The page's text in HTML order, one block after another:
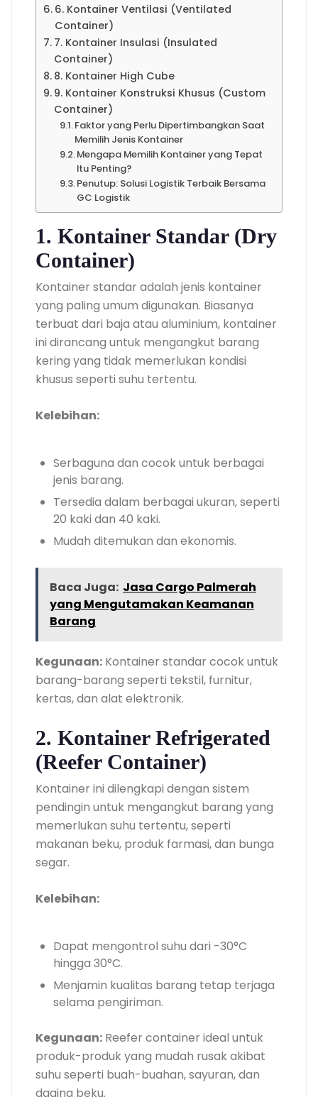
6. Kontainer Ventilasi (Ventilated
Container)
7. Kontainer Insulasi (Insulated
Container)
8. Kontainer High Cube
9. Kontainer Konstruksi Khusus (Custom
Container)
Faktor yang Perlu Dipertimbangkan Saat
Memilih Jenis Kontainer
Mengapa Memilih Kontainer yang Tepat
Itu Penting?
Penutup: Solusi Logistik Terbaik Bersama
GC Logistik
1. Kontainer Standar (Dry
Container)
Kontainer standar adalah jenis kontainer
yang paling umum digunakan. Biasanya
terbuat dari baja atau aluminium, kontainer
ini dirancang untuk mengangkut barang
kering yang tidak memerlukan kondisi
khusus seperti suhu tertentu.
Kelebihan:
Serbaguna dan cocok untuk berbagai
jenis barang.
Tersedia dalam berbagai ukuran, seperti
20 kaki dan 40 kaki.
Mudah ditemukan dan ekonomis.
Baca Juga: Jasa Cargo Palmerah
yang Mengutamakan Keamanan
Barang
Kegunaan: Kontainer standar cocok untuk
barang-barang seperti tekstil, furnitur,
kertas, dan alat elektronik.
2. Kontainer Refrigerated
(Reefer Container)
Kontainer ini dilengkapi dengan sistem
pendingin untuk mengangkut barang yang
memerlukan suhu tertentu, seperti
makanan beku, produk farmasi, dan bunga
segar.
Kelebihan:
Dapat mengontrol suhu dari -30°C
hingga 30°C.
Menjamin kualitas barang tetap terjaga
selama pengiriman.
Kegunaan: Reefer container ideal untuk
produk-produk yang mudah rusak akibat
suhu seperti buah-buahan, sayuran, dan
daging beku.